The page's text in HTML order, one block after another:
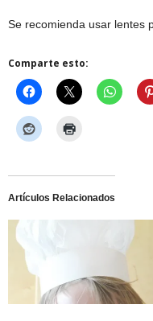
Se recomienda usar lentes
Comparte esto:
Artículos Relacionados